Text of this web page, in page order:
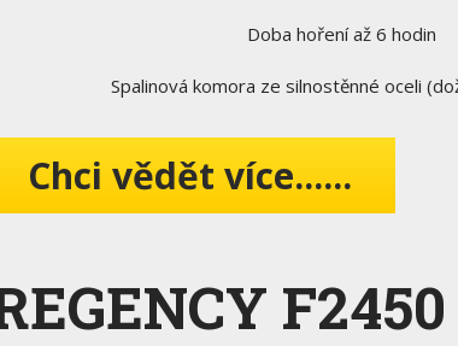
Doba hoření až 6 hodin
Spalinová komora ze silnostěnné oceli
Chci vědět více......